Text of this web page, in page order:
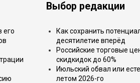
его
Выбор редакции
Как сохранить
десятилетие вперёд
Российские торговые
скидкидок до 60%
Июльский обвал или
летом 2026-го